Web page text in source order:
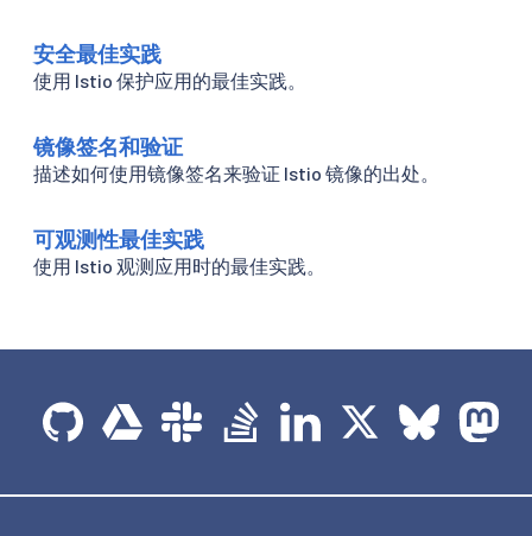
安全最佳实践
使用 Istio 保护应用的最佳实践。
镜像签名和验证
描述如何使用镜像签名来验证 Istio 镜像的出处。
可观测性最佳实践
使用 Istio 观测应用时的最佳实践。